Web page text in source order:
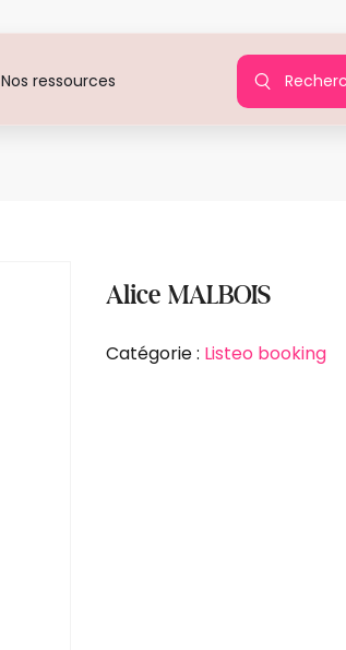
Nos ressources
Alice MALBOIS
Catégorie : Listeo booking